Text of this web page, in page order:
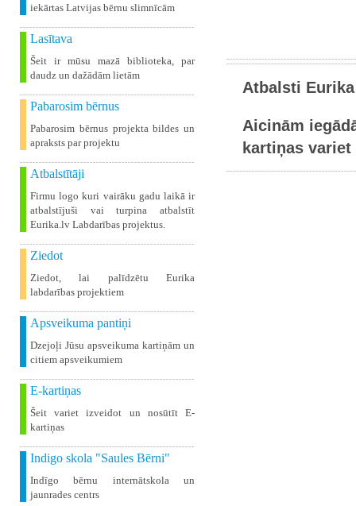
iekārtas Latvijas bērnu slimnīcām
Lasītava
Šeit ir mūsu mazā biblioteka, par
daudz un dažādām lietām
Pabarosim bērnus
Pabarosim bērnus projekta bildes un
apraksts par projektu
Atbalstītāji
Firmu logo kuri vairāku gadu laikā ir
atbalstījuši vai turpina atbalstīt
Eurika.lv Labdarības projektus.
Ziedot
Ziedot, lai palīdzētu Eurika
labdarības projektiem
Apsveikuma pantiņi
Dzejoļi Jūsu apsveikuma kartiņām un
citiem apsveikumiem
E-kartiņas
Šeit variet izveidot un nosūtīt E-
kartiņas
Indigo skola "Saules Bērni"
Indīgo bērnu internātskola un
jaunrades centrs
Atbalsti
Aicinām
kartiņas variet